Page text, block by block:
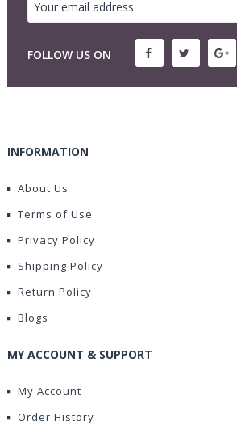
FOLLOW US ON
INFORMATION
About Us
Terms of Use
Privacy Policy
Shipping Policy
Return Policy
Blogs
MY ACCOUNT & SUPPORT
My Account
Order History